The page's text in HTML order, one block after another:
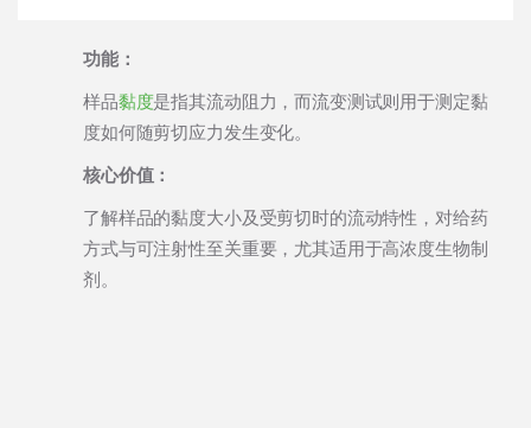
功能：
样品黏度是指其流动阻力，而流变测试则用于测定黏
度如何随剪切应力发生变化。
核心价值：
了解样品的黏度大小及受剪切时的流动特性，对给药
方式与可注射性至关重要，尤其适用于高浓度生物制
剂。